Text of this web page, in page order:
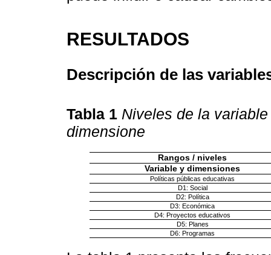
RESULTADOS
Descripción de las
Tabla 1 Niveles de la
dimensione
Rangos / niveles
Variable y dimensiones
Políticas públicas educativas
D1: Social
D2: Política
D3: Económica
D4: Proyectos educativos
D5: Planes
D6: Programas